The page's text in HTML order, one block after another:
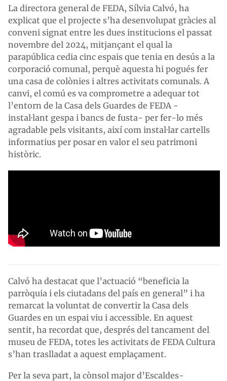
La directora general de FEDA, Sílvia Calvó, ha
explicat que el projecte s’ha desenvolupat gràcies al
conveni signat entre les dues institucions el passat
novembre del 2024, mitjançant el qual la
parapública cedia cinc espais que tenia en desús a la
corporació comunal, perquè aquesta hi pogués fer
una casa de colònies i altres activitats comunals. A
canvi, el comú es va comprometre a adequar tot
l’entorn de la Casa dels Guardes de FEDA -
instal·lant gespa i bancs de fusta- per fer-lo més
agradable pels visitants, així com instal·lar cartells
informatius per posar en valor el seu patrimoni
històric.
Calvó ha destacat que l’actuació “beneficia la
parròquia i els ciutadans del país en general” i ha
remarcat la voluntat de convertir la Casa dels
Guardes en un espai viu i accessible. En aquest
sentit, ha recordat que, després del tancament del
museu de FEDA, totes les activitats de FEDA Cultura
s’han traslladat a aquest emplaçament.
Per la seva part, la cònsol major d’Escaldes-